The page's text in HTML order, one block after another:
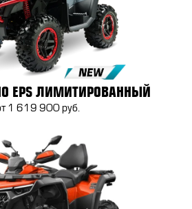
EPS ЛИМИТИРОВАННЫЙ
1 619 900 руб.